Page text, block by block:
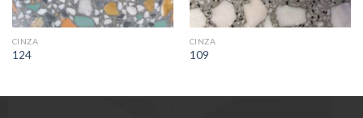
CINZA
124
CINZA
109